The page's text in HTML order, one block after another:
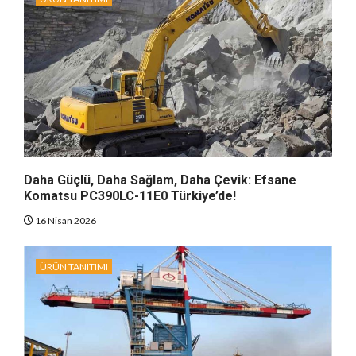
Daha Güçlü, Daha Sağlam, Daha Çevik: Efsane
Komatsu PC390LC-11E0 Türkiye’de!
16 Nisan 2026
ÜRÜN TANITIMI